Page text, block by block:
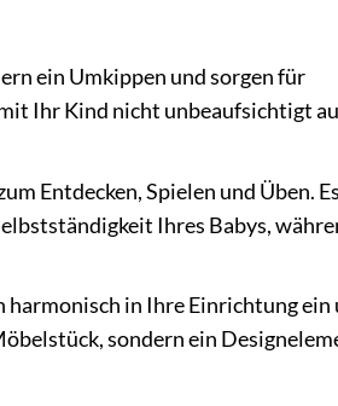
ein Umkippen und sorgen für
Ihr Kind nicht unbeaufsichtigt
Entdecken, Spielen und Üben. Es
Ihres Babys,
in Ihre Einrichtung ein
sondern ein